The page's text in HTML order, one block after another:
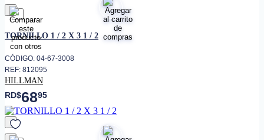
favorito
TORNILLO 1 / 2 X 3 1 / 2
CÓDIGO: 04-67-3008
REF: 812095
HILLMAN
RD$6895